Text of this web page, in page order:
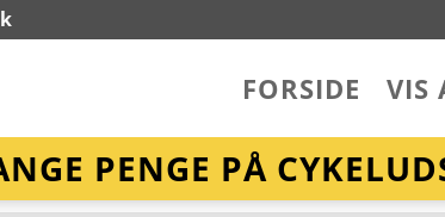
FORSIDE VIS
PENGE PÅ